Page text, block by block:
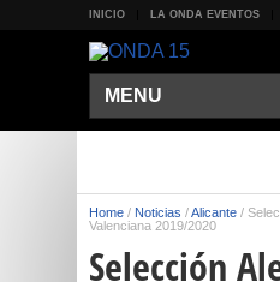
INICIO LA ONDA EVENTOS
MENU
Home / Noticias /Alicante /
Valenciana 2019/2020
Selección